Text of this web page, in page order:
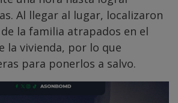
Al llegar al lugar, localizaron
la familia atrapados en el
la vivienda, por lo que
para ponerlos a salvo.